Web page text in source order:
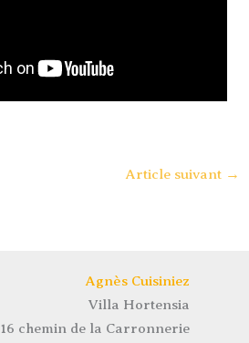
Article suivant →
Agnès Cuisiniez
Villa Hortensia
16 chemin de la Carronnerie